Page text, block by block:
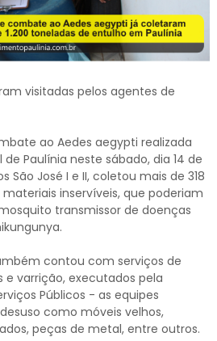
visitadas pelos agentes de
ao Aedes aegypti realizada
Paulínia neste sábado, dia 14 de
São José I e II, coletou mais de 318
inservíveis, que poderiam
transmissor de doenças
contou com serviços de
varrição, executados pela
Públicos - as equipes
como móveis velhos,
peças de metal, entre outros.